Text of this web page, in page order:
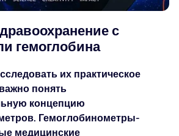
с
гемоглобина
их практическое
понять
концепцию
Гемоглобинометры-
медицинские